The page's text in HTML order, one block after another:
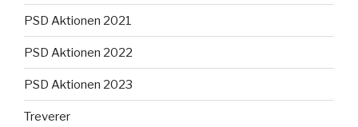
PSD Aktionen 2021
PSD Aktionen 2022
PSD Aktionen 2023
Treverer